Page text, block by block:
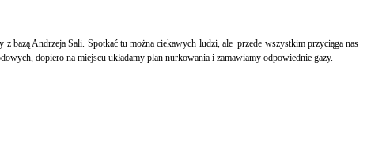
bazą Andrzeja Sali. Spotkać tu można ciekawych ludzi, ale przede wszystkim przyciąga nas
dopiero na miejscu układamy plan nurkowania i zamawiamy odpowiednie gazy.